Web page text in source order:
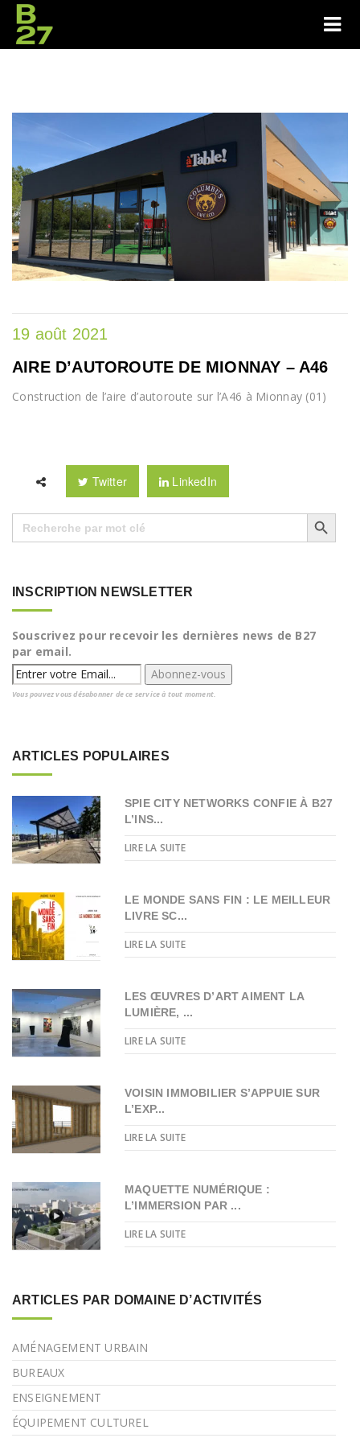
19 août 2021
AIRE D’AUTOROUTE DE MIONNAY – A46
Construction de l’aire d’autoroute sur l’A46 à Mionnay (01)
Twitter LinkedIn
Search
for:
Search Button
INSCRIPTION NEWSLETTER
Souscrivez pour recevoir les dernières news de B27
par email.
Vous pouvez vous désabonner de ce service à tout moment.
ARTICLES POPULAIRES
SPIE CITY NETWORKS CONFIE À B27
L’INS...
LIRE LA SUITE
LE MONDE SANS FIN : LE MEILLEUR
LIVRE SC...
LIRE LA SUITE
LES ŒUVRES D’ART AIMENT LA
LUMIÈRE, ...
LIRE LA SUITE
VOISIN IMMOBILIER S’APPUIE SUR
L’EXP...
LIRE LA SUITE
MAQUETTE NUMÉRIQUE :
L’IMMERSION PAR ...
LIRE LA SUITE
ARTICLES PAR DOMAINE D’ACTIVITÉS
AMÉNAGEMENT URBAIN
BUREAUX
ENSEIGNEMENT
ÉQUIPEMENT CULTUREL